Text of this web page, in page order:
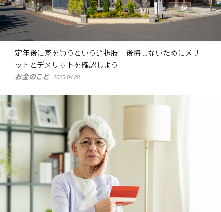
定年後に家を買うという選択肢｜後悔しないためにメリ
ットとデメリットを確認しよう
お金のこと 2025.04.28